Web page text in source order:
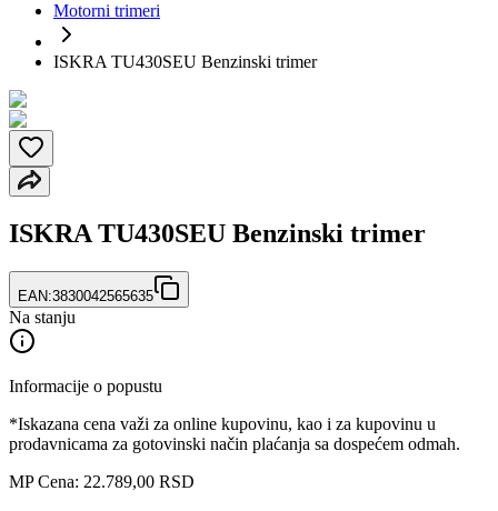
Motorni trimeri
ISKRA TU430SEU Benzinski trimer
ISKRA TU430SEU Benzinski trimer
EAN:3830042565635
Na stanju
Informacije o popustu
*Iskazana cena važi za online kupovinu, kao i za kupovinu u
prodavnicama za gotovinski način plaćanja sa dospećem odmah.
MP Cena: 22.789,00 RSD